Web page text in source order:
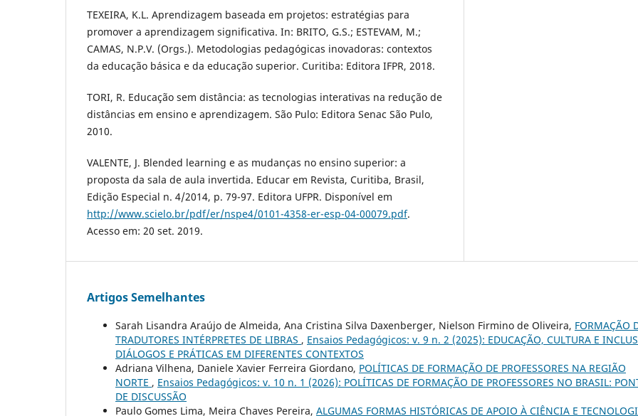
TEXEIRA, K.L. Aprendizagem baseada em projetos: estratégias para
promover a aprendizagem significativa. In: BRITO, G.S.; ESTEVAM, M.;
CAMAS, N.P.V. (Orgs.). Metodologias pedagógicas inovadoras: contextos
da educação básica e da educação superior. Curitiba: Editora IFPR, 2018.
TORI, R. Educação sem distância: as tecnologias interativas na redução de
distâncias em ensino e aprendizagem. São Pulo: Editora Senac São Pulo,
2010.
VALENTE, J. Blended learning e as mudanças no ensino superior: a
proposta da sala de aula invertida. Educar em Revista, Curitiba, Brasil,
Edição Especial n. 4/2014, p. 79-97. Editora UFPR. Disponível em
http://www.scielo.br/pdf/er/nspe4/0101-4358-er-esp-04-00079.pdf.
Acesso em: 20 set. 2019.
Artigos Semelhantes
Sarah Lisandra Araújo de Almeida, Ana Cristina Silva Daxenberger, Nielson Firmino de Oliveira, FORMAÇÃO
TRADUTORES INTÉRPRETES DE LIBRAS , Ensaios Pedagógicos: v. 9 n. 2 (2025): EDUCAÇÃO, CULTURA E
DIÁLOGOS E PRÁTICAS EM DIFERENTES CONTEXTOS
Adriana Vilhena, Daniele Xavier Ferreira Giordano, POLÍTICAS DE FORMAÇÃO DE PROFESSORES NA REGIÃO
NORTE , Ensaios Pedagógicos: v. 10 n. 1 (2026): POLÍTICAS DE FORMAÇÃO DE PROFESSORES NO BRASIL:
DE DISCUSSÃO
Paulo Gomes Lima, Meira Chaves Pereira, ALGUMAS FORMAS HISTÓRICAS DE APOIO À CIÊNCIA E